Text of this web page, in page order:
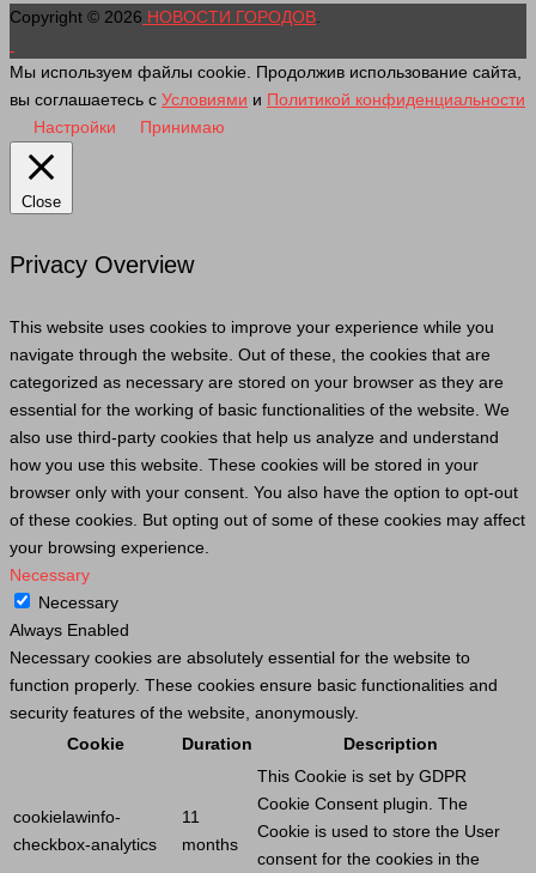
Copyright © 2026 НОВОСТИ ГОРОДОВ
Мы используем файлы cookie. Продолжив использование сайта,
вы соглашаетесь с Условиями и Политикой конфиденциальности
Настройки
Принимаю
Close
Privacy Overview
This website uses cookies to improve your experience while you
navigate through the website. Out of these, the cookies that are
categorized as necessary are stored on your browser as they are
essential for the working of basic functionalities of the website. We
also use third-party cookies that help us analyze and understand
how you use this website. These cookies will be stored in your
browser only with your consent. You also have the option to opt-out
of these cookies. But opting out of some of these cookies may affect
your browsing experience.
Necessary
Necessary
Always Enabled
Necessary cookies are absolutely essential for the website to
function properly. These cookies ensure basic functionalities and
security features of the website, anonymously.
Cookie
Duration Description
cookielawinfo-
checkbox-analytics
11
months
This Cookie is set by GDPR
Cookie Consent plugin. The
Cookie is used to store the User
consent for the cookies in the